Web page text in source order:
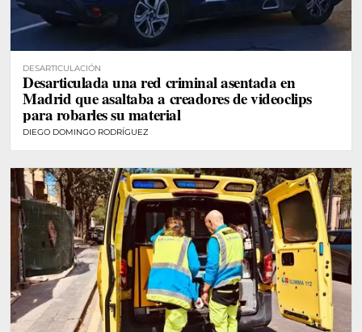
DESARTICULACIÓN
Desarticulada una red criminal asentada en
Madrid que asaltaba a creadores de videoclips
para robarles su material
DIEGO DOMINGO RODRÍGUEZ